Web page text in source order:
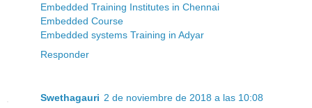
Embedded Training Institutes in Chennai
Embedded Course
Embedded systems Training in Adyar
Responder
Swethagauri 2 de noviembre de 2018 a las 10:08